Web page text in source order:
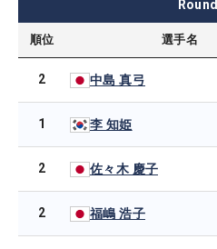
Round
順位 選手名
2 中島 真弓
1 李 知姫
2 佐々木 慶子
2 福嶋 浩子